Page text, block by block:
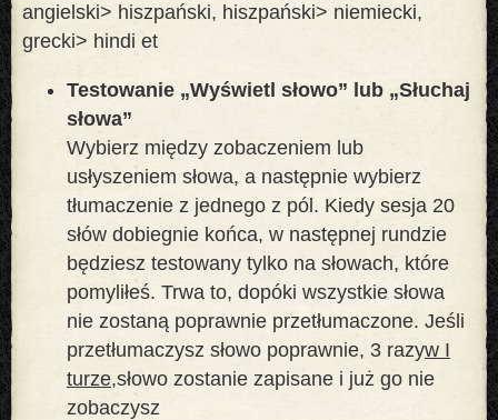
angielski> hiszpański, hiszpański> niemiecki,
grecki> hindi et
Testowanie „Wyświetl słowo” lub „Słuchaj
słowa”
Wybierz między zobaczeniem lub
usłyszeniem słowa, a następnie wybierz
tłumaczenie z jednego z pól. Kiedy sesja 20
słów dobiegnie końca, w następnej rundzie
będziesz testowany tylko na słowach, które
pomyliłeś. Trwa to, dopóki wszystkie słowa
nie zostaną poprawnie przetłumaczone. Jeśli
przetłumaczysz słowo poprawnie, 3 razyw I
turze,słowo zostanie zapisane i już go nie
zobaczysz